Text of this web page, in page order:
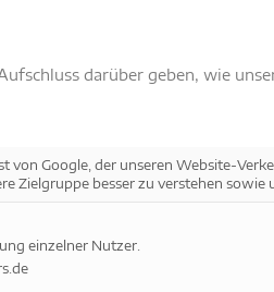
darüber geben, wie
von Google, der unseren Website-
Zielgruppe besser zu verstehen sowie
einzelner Nutzer.